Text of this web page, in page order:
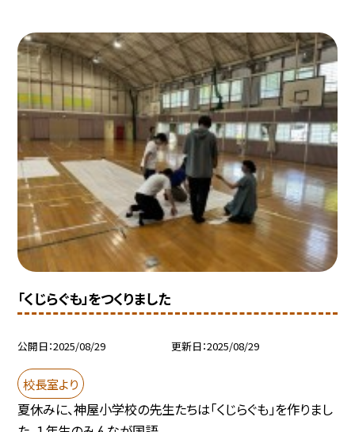
「くじらぐも」をつくりました
公開日 2025/08/29 更新日 2025/08/29
校長室より
夏休みに、神屋小学校の先生たちは「くじらぐも」を作りまし